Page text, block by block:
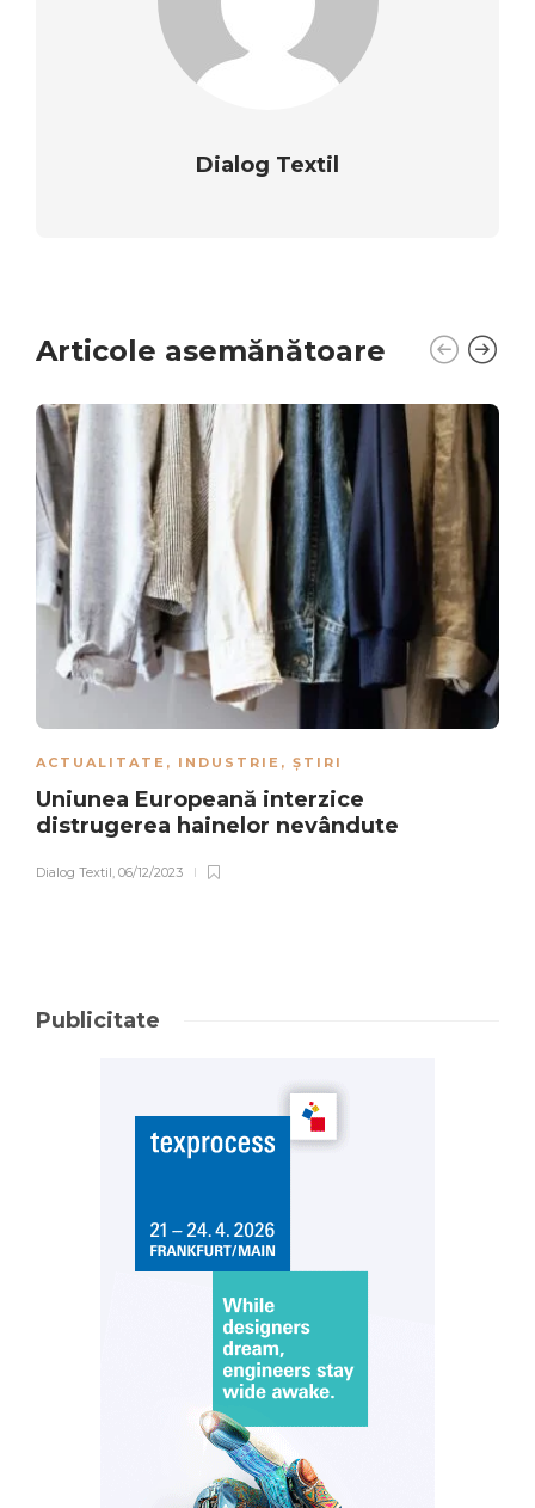
Dialog Textil
Articole asemănătoare
ACTUALITATE , INDUSTRIE , ȘTIRI
Uniunea Europeană interzice
distrugerea hainelor nevândute
Dialog Textil 06/12/2023
Publicitate